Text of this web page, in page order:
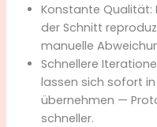
Konstante Qualität:
der Schnitt
manuelle
Schnellere
lassen sich sofort
übernehmen —
schneller.